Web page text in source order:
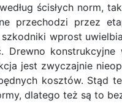
ścisłych norm,
przechodzi przez
wprost
jest zwyczajnie
kosztów. Stąd
dlatego też są to